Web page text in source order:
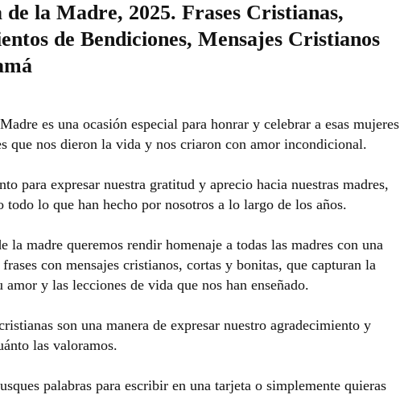
de la Madre, 2025. Frases Cristianas,
de Bendiciones, Mensajes Cristianos
es una ocasión especial para honrar y celebrar a esas mujeres
que nos dieron la vida y nos criaron con amor incondicional.
para expresar nuestra gratitud y aprecio hacia nuestras madres,
todo lo que han hecho por nosotros a lo largo de los años.
la madre queremos rendir homenaje a todas las madres con una
con mensajes cristianos, cortas y bonitas, que capturan la
amor y las lecciones de vida que nos han enseñado.
son una manera de expresar nuestro agradecimiento y
las valoramos.
palabras para escribir en una tarjeta o simplemente quieras